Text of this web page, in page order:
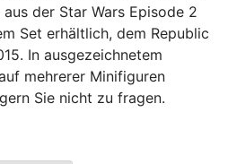
der Star Wars Episode 2
Set erhältlich, dem Republic
In ausgezeichnetem
mehrerer Minifiguren
Sie nicht zu fragen.